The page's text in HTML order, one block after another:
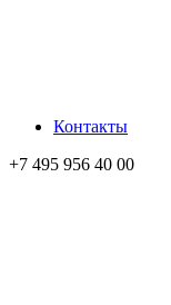
Контакты
+7 495 956 40 00